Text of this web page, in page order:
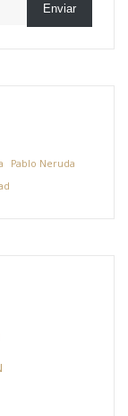
Enviar
Pablo Neruda